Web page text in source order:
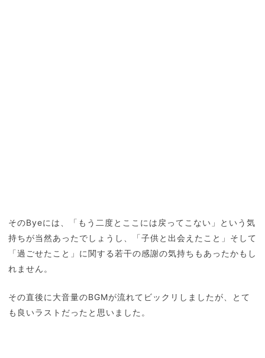
そのByeには、「もう二度とここには戻ってこない」という気
持ちが当然あったでしょうし、「子供と出会えたこと」そして
「過ごせたこと」に関する若干の感謝の気持ちもあったかもし
れません。
その直後に大音量のBGMが流れてビックリしましたが、とて
も良いラストだったと思いました。